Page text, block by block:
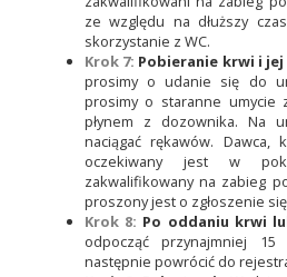
ze względu na dłuższy
skorzystanie z WC.
Krok 7: Pobieranie krwi i
prosimy o udanie się do
prosimy o staranne umycie
płynem z dozownika. Na
naciągać rękawów. Dawca,
oczekiwany jest w
zakwalifikowany na zabieg
proszony jest o zgłoszenie
Krok 8: Po oddaniu krwi
odpocząć przynajmniej
następnie powrócić do